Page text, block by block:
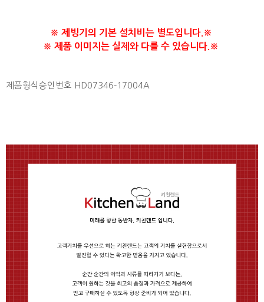
※ 제빙기의 기본 설치비는 별도입니다.※
※ 제품 이미지는 실제와 다를 수 있습니다.※
제품형식승인번호 HD07346-17004A